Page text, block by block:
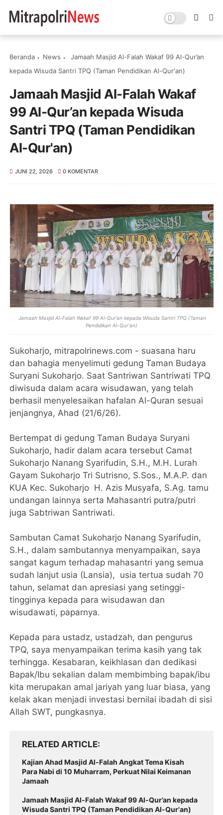
Beranda News
Jamaah Masjid Al-Falah Wakaf 99 Al-Qur’an
kepada Wisuda Santri TPQ (Taman Pendidikan Al-Qur'an)
Jamaah Masjid Al-Falah Wakaf
99 Al-Qur’an kepada Wisuda
Santri TPQ (Taman Pendidikan
Al-Qur'an)
JUNI 22, 2026 0 KOMENTAR
Jamaah Masjid Al-Falah Wakaf 99 Al-Qur’an kepada Wisuda Santri TPQ (Taman
Pendidikan Al-Qur'an)
Sukoharjo, mitrapolrinews.com - suasana haru
dan bahagia menyelimuti gedung Taman Budaya
Suryani Sukoharjo. Saat Santriwan Santriwati TPQ
diwisuda dalam acara wisudawan, yang telah
berhasil menyelesaikan hafalan Al-Quran sesuai
jenjangnya, Ahad (21/6/26).
Bertempat di gedung Taman Budaya Suryani
Sukoharjo, hadir dalam acara tersebut Camat
Sukoharjo Nanang Syarifudin, S.H., M.H. Lurah
Gayam Sukoharjo Tri Sutrisno, S.Sos., M.A.P. dan
KUA Kec. Sukoharjo H. Azis Musyafa, S.Ag. tamu
undangan lainnya serta Mahasantri putra/putri
juga Sabtriwan Santriwati.
Sambutan Camat Sukoharjo Nanang Syarifudin,
S.H., dalam sambutannya menyampaikan, saya
sangat kagum terhadap mahasantri yang semua
sudah lanjut usia (Lansia), usia tertua sudah 70
tahun, selamat dan apresiasi yang setinggi-
tingginya kepada para wisudawan dan
wisudawati, paparnya.
Kepada para ustadz, ustadzah, dan pengurus
TPQ, saya menyampaikan terima kasih yang tak
terhingga. Kesabaran, keikhlasan dan dedikasi
Bapak/Ibu sekalian dalam membimbing bapak/ibu
kita merupakan amal jariyah yang luar biasa, yang
kelak akan menjadi investasi bernilai ibadah di sisi
Allah SWT, pungkasnya.
RELATED ARTICLE
Kajian Ahad Masjid Al-Falah Angkat Tema Kisah
Para Nabi di 10 Muharram, Perkuat Nilai Keimanan
Jamaah
Jamaah Masjid Al-Falah Wakaf 99 Al-Qur’an kepada
Wisuda Santri TPQ (Taman Pendidikan Al-Qur'an)